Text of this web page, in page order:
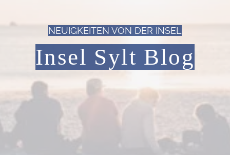
NEUIGKEITEN VON DER INSEL
Insel Sylt Blog